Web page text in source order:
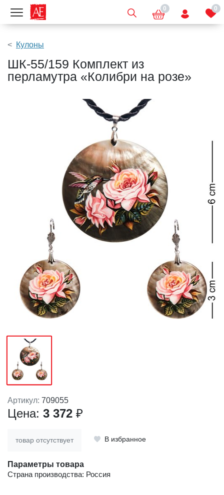
Показать меню 0 0
Кулоны
ШК-55/159 Комплект из
перламутра «Колибри на розе»
Артикул: 709055
Цена: 3 372 ₽
товар отсутствует В избранное
Параметры товара
Страна производства: Россия